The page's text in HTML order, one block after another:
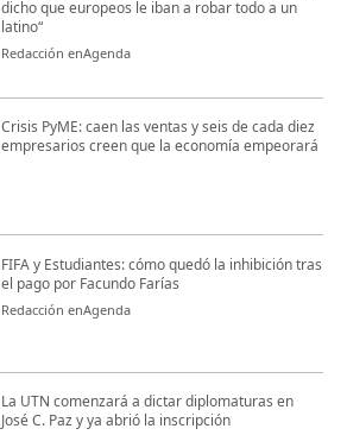
dicho que europeos le iban a robar todo a un
latino“
Redacción enAgenda
Crisis PyME: caen las ventas y seis de cada diez
empresarios creen que la economía empeorará
FIFA y Estudiantes: cómo quedó la inhibición tras
el pago por Facundo Farías
Redacción enAgenda
La UTN comenzará a dictar diplomaturas en
José C. Paz y ya abrió la inscripción